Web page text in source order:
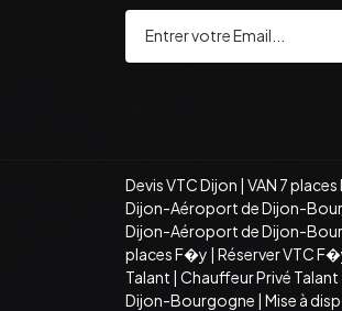
Devis VTC Dijon | VAN 7 places
Dijon-Aéroport de Dijon-
Dijon-Aéroport de Dijon-
places F�y | Réserver VTC
Talant | Chauffeur Privé Talant
Dijon-Bourgogne | Mise à